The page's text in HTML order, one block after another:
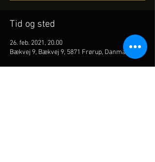
Tid og sted
26. feb. 2021, 20.00
Bækvej 9, Bækvej 9, 5871 Frørup, Danmark